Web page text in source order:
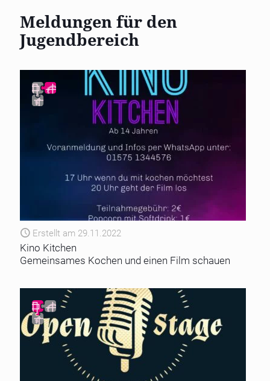
Meldungen für den
Jugendbereich
Erstellt am 29.11.2022
Kino Kitchen
Gemeinsames Kochen und einen Film schauen